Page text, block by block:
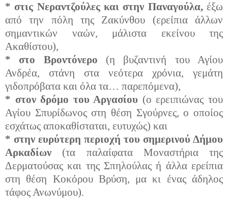
* στις Νεραντζούλες και στην Παναγούλα,έξω
από την πόλη της Ζακύνθου (ερείπια άλλων
σημαντικών ναών, μάλιστα εκείνου της
Ακαθίστου),
* στο Βροντόνερο (η βυζαντινή του Αγίου
Ανδρέα, στάνη στα νεότερα χρόνια, γεμάτη
γιδοπρόβατα και όλα τα… παρεπόμενα),
* στον δρόμο του Αργασίου (ο ερειπιώνας του
Αγίου Σπυρίδωνος στη θέση Σγούρνες, ο οποίος
εσχάτως αποκαθίσταται, ευτυχώς) και
* στην ευρύτερη περιοχή του σημερινού Δήμου
Αρκαδίων (τα παλαίφατα Μοναστήρια της
Δερματούσας και της Σπηλούλας ή άλλα ερείπια
στη θέση Κοκόρου Βρύση, μα κι ένας άδηλος
τάφος Ανωνύμου).